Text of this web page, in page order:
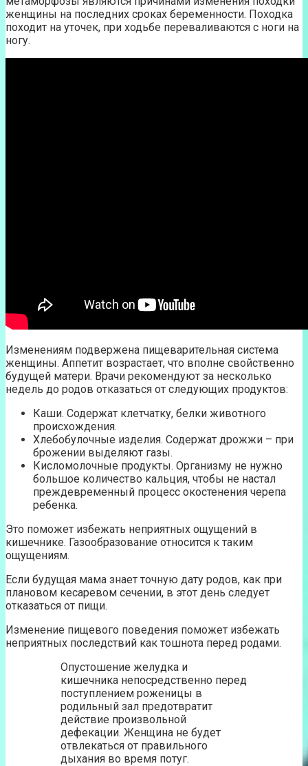
женщины на последних сроках беременности. Походка
походит на уточек, при ходьбе переваливаются с ноги на
ногу.
Изменениям подвержена пищеварительная система
женщины. Аппетит возрастает, что вполне свойственно
будущей матери. Врачи рекомендуют за несколько
недель до родов отказаться от следующих продуктов:
Каши. Содержат клетчатку, белки животного
происхождения.
Хлебобулочные изделия. Содержат дрожжи – при
брожении выделяют газы.
Кисломолочные продукты. Организму не нужно
большое количество кальция, чтобы не настал
преждевременный процесс окостенения черепа
ребенка.
Это поможет избежать неприятных ощущений в
кишечнике. Газообразование относится к таким
ощущениям.
Если будущая мама знает точную дату родов, как при
плановом кесаревом сечении, в этот день следует
отказаться от пищи.
Изменение пищевого поведения поможет избежать
неприятных последствий как тошнота перед родами.
Опустошение желудка и
кишечника непосредственно перед
поступлением роженицы в
родильный зал предотвратит
действие произвольной
дефекации. Женщина не будет
отвлекаться от правильного
дыхания во время потуг.